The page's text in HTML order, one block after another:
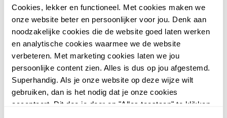
Cookies, lekker en functioneel. Met cookies maken we
onze website beter en persoonlijker voor jou. Denk aan
noodzakelijke cookies die de website goed laten werken
en analytische cookies waarmee we de website
verbeteren. Met marketing cookies laten we jou
persoonlijke content zien. Alles is dus op jou afgestemd.
Superhandig. Als je onze website op deze wijze wilt
gebruiken, dan is het nodig dat je onze cookies
accepteert. Dit doe je door op "Alles toestaan" te klikken.